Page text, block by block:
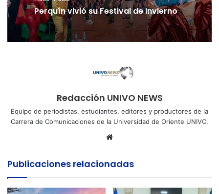
Perquín vivió su Festival de Invierno
Redacción UNIVO NEWS
Equipo de periodistas, estudiantes, editores y productores de la
Carrera de Comunicaciones de la Universidad de Oriente UNIVO.
Sitio
Publicaciones relacionadas